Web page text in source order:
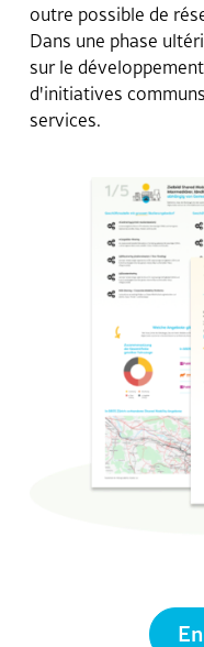
outre possible de
Dans une phase
sur le
d'initiatives
services.